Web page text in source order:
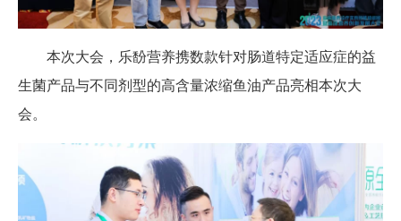
本次大会，乐馚营养携数款针对肠道特定适应症的益
生菌产品与不同剂型的高含量浓缩鱼油产品亮相本次大
会。